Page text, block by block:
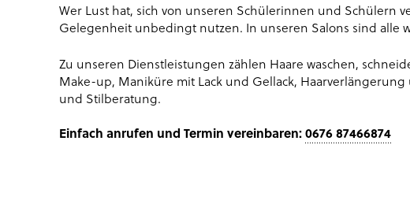
Wer Lust hat, sich von unseren Schülerinnen und Schülern
Gelegenheit unbedingt nutzen. In unseren Salons sind alle
Zu unseren Dienstleistungen zählen Haare waschen,
Make-up, Maniküre mit Lack und Gellack,
und Stilberatung.
Einfach anrufen und Termin vereinbaren:0676 87466874